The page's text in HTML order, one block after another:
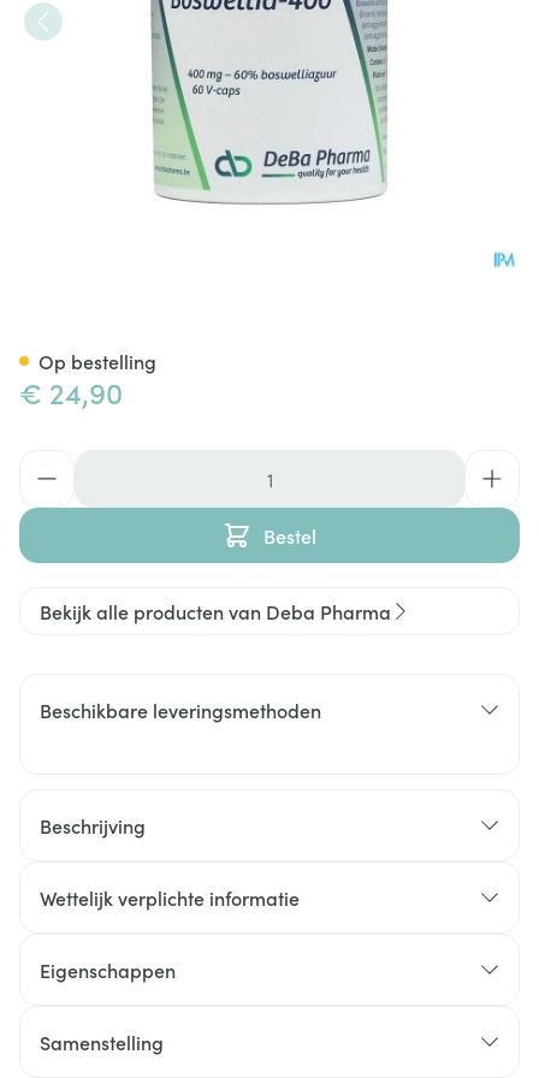
€ 24,90
Bestel
Op bestelling
Bekijk alle producten van Deba Pharma
Beschikbare leveringsmethoden
Beschrijving
Wettelijk verplichte informatie
Eigenschappen
Samenstelling